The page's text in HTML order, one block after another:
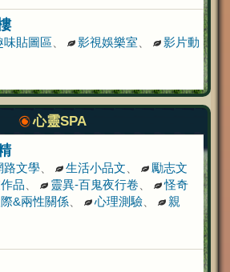
味貼圖區 影視娛樂室
影片動
心靈SPA
路文學、 生活小品文
勵志文
品 靈異-百鬼夜行卷
怪奇
際&兩性關係、 心理測驗、
親